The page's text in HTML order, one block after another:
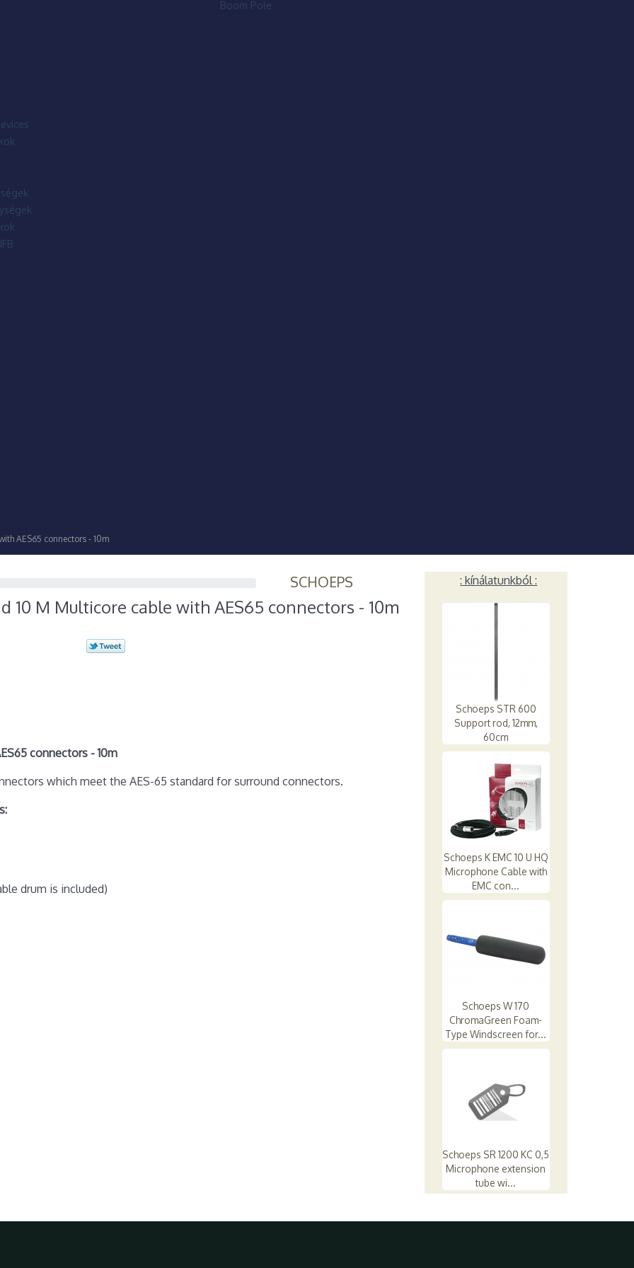
Boom Pole
AES65 connectors - 10m
SCHOEPS
10 M Multicore cable with AES65 connectors - 10m
connectors - 10m
which meet the AES-65 standard for surround connectors.
drum is included)
: kínálatunkból :
Schoeps STR 600
Support rod, 12mm,
60cm
Schoeps K EMC 10 U HQ
Microphone Cable with
EMC con...
Schoeps W 170
ChromaGreen Foam-
Type Windscreen for...
Schoeps SR 1200 KC 0,5
Microphone extension
tube wi...